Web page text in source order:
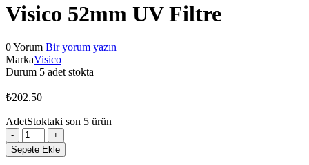
Visico 52mm UV Filtre
0 Yorum Bir yorum yazın
MarkaVisico
Durum 5 adet stokta
₺202.50
AdetStoktaki son 5 ürün
Visico
52mm
UV
Sepete Ekle